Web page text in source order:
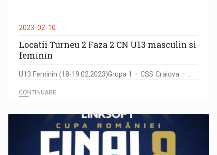
2023-02-10
Locatii Turneu 2 Faza 2 CN U13 masculin si
feminin
U13 Feminin (18-19.02.2023)Grupa 1 – CSS Craiova – ...
CONTINUARE